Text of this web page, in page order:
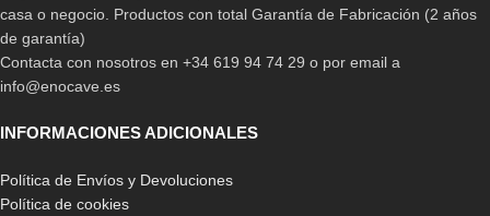
casa o negocio. Productos con total Garantía de Fabricación (2 años
de garantía)
Contacta con nosotros en +34 619 94 74 29 o por email a
info@enocave.es
INFORMACIONES ADICIONALES
Política de Envíos y Devoluciones
Política de cookies